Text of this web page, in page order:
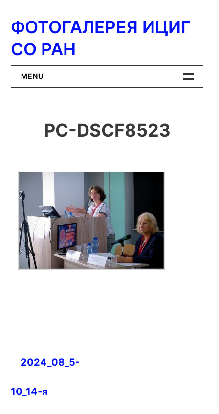
содержимому
ФОТОГАЛЕРЕЯ ИЦИГ
СО РАН
MENU
ИЦиГ СО РАН
PC-DSCF8523
Навигация
записям
2024_08_5-
10_14-я